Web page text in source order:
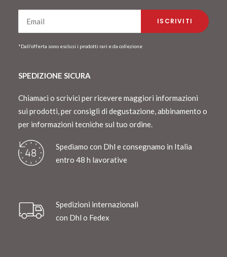
*Dall’offerta sono esclusi i prodotti rari e da collezione
SPEDIZIONE SICURA
Chiamaci o scrivici per ricevere maggiori informazioni
sui prodotti, per consigli di degustazione, abbinamento o
per informazioni tecniche sul tuo ordine.
Spediamo con Dhl e consegnamo in Italia
entro 48 h lavorative
Spedizioni internazionali
con Dhl o Fedex